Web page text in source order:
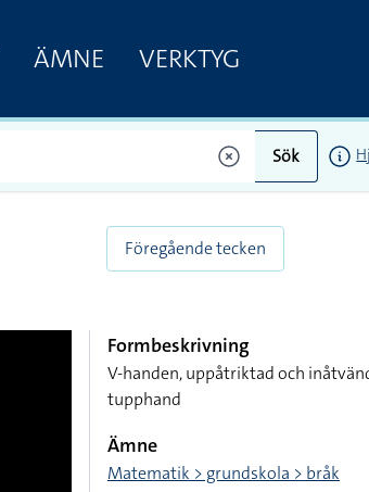
ÄMNE VERKTYG
Sök
Föregående tecken
Formbeskrivning
V-handen, uppåtriktad och
tupphand
Ämne
Matematik > grundskola > bråk